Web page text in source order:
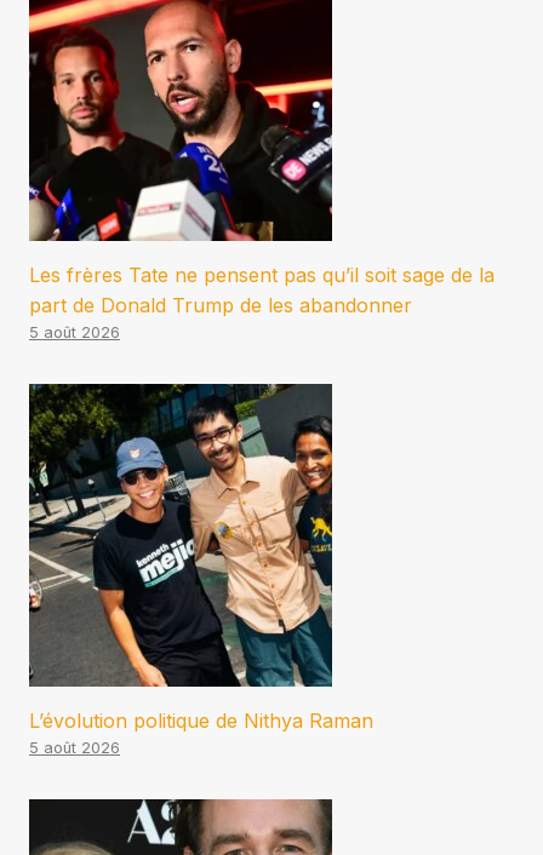
Les frères Tate ne pensent pas qu’il soit sage de la
part de Donald Trump de les abandonner
5 août 2026
L’évolution politique de Nithya Raman
5 août 2026